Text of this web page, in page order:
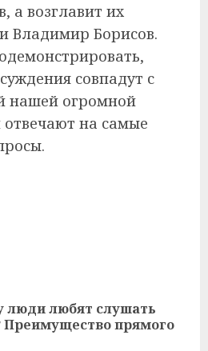
а возглавит их
Владимир Борисов.
совпадут с
нашей огромной
на самые
люди любят слушать
Преимущество прямого